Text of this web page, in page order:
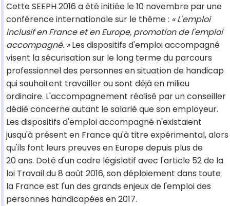
Cette SEEPH 2016 a été initiée le 10 novembre par une
conférence internationale sur le thème : « L'emploi
inclusif en France et en Europe, promotion de l'emploi
accompagné. »Les dispositifs d'emploi accompagné
visent la sécurisation sur le long terme du parcours
professionnel des personnes en situation de handicap
qui souhaitent travailler ou sont déjà en milieu
ordinaire. L'accompagnement réalisé par un conseiller
dédiè concerne autant le salarié que son employeur.
Les dispositifs d'emploi accompagné n'existaient
jusqu'à présent en France qu'à titre expérimental, alors
qu'ils font leurs preuves en Europe depuis plus de
20 ans. Doté d'un cadre législatif avec l'article 52 de la
loi Travail du 8 août 2016, son déploiement dans toute
la France est l'un des grands enjeux de l'emploi des
personnes handicapées en 2017.